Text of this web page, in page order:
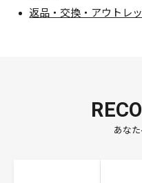
返品・交換・アウトレ
あな